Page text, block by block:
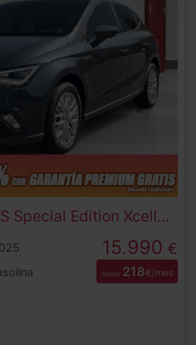
1.0 TSI S&S Special Edition Xcellence 85 kW (115 CV)
15.990 €
desde 218€/mes